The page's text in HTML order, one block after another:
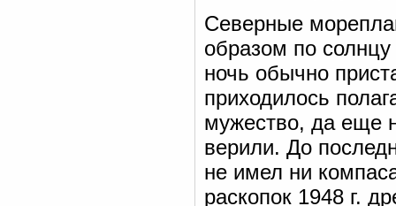
Северные
образом по
ночь обычно
приходилось
мужество, да еще
верили. До
не имел ни
раскопок 1948 г.